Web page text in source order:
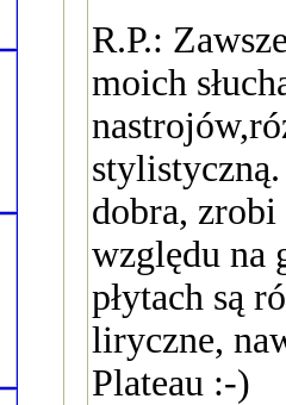
R.P.:
moich
dobra, zrobi
względu na
płytach są
liryczne,
Plateau :-)